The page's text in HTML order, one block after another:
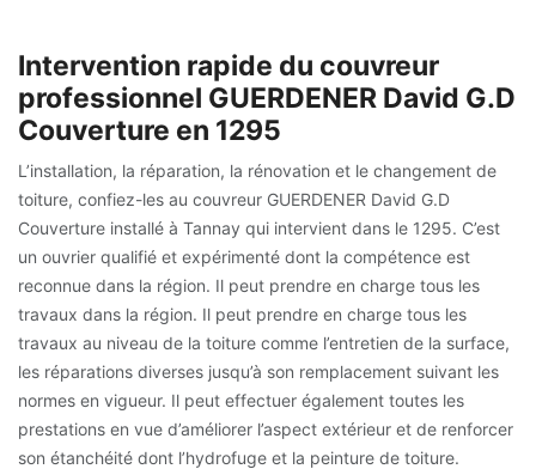
Intervention rapide du couvreur
professionnel GUERDENER David G.D
Couverture en 1295
L’installation, la réparation, la rénovation et le changement de
toiture, confiez-les au couvreur GUERDENER David G.D
Couverture installé à Tannay qui intervient dans le 1295. C’est
un ouvrier qualifié et expérimenté dont la compétence est
reconnue dans la région. Il peut prendre en charge tous les
travaux dans la région. Il peut prendre en charge tous les
travaux au niveau de la toiture comme l’entretien de la surface,
les réparations diverses jusqu’à son remplacement suivant les
normes en vigueur. Il peut effectuer également toutes les
prestations en vue d’améliorer l’aspect extérieur et de renforcer
son étanchéité dont l’hydrofuge et la peinture de toiture.